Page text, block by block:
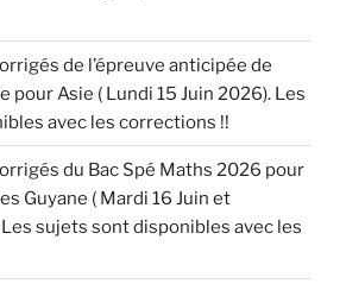
de l’épreuve anticipée de
pour Asie ( Lundi 15 Juin 2026). Les
avec les corrections !!
du Bac Spé Maths 2026 pour
Guyane ( Mardi 16 Juin et
Les sujets sont disponibles avec les